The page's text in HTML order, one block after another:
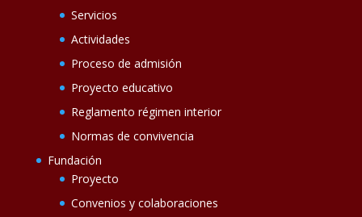
Servicios
Actividades
Proceso de admisión
Proyecto educativo
Reglamento régimen interior
Normas de convivencia
Fundación
Proyecto
Convenios y colaboraciones